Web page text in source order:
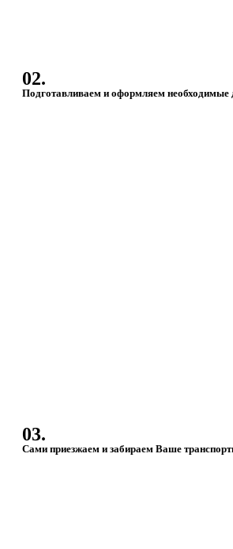
02.
Подготавливаем и оформляем необходимые
03.
Сами приезжаем и забираем Ваше